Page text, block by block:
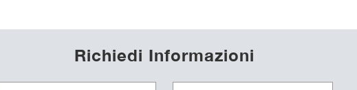
Richiedi Informazioni